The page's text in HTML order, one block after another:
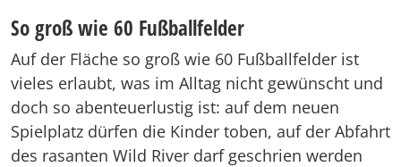
So groß wie 60 Fußballfelder
Auf der Fläche so groß wie 60 Fußballfelder ist
vieles erlaubt, was im Alltag nicht gewünscht und
doch so abenteuerlustig ist: auf dem neuen
Spielplatz dürfen die Kinder toben, auf der Abfahrt
des rasanten Wild River darf geschrien werden